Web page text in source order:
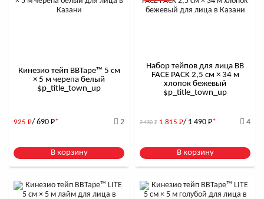
Кинезио тейп BBTape™ 5 см
× 5 м черепа белый
$р_title_town_up
925 Р/ 690 Р* 2
В корзину
Набор тейпов для лица BB
FACE PACK 2,5 см × 34 м
хлопок бежевый
$р_title_town_up
2 430 Р 1 815 Р/ 1 490 Р* 4
В корзину